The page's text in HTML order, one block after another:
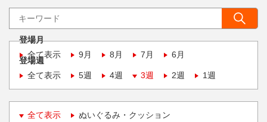
登場月
全て表示
9月 8月 7月 6月
登場週
全て表示
5週 4週 3週 2週 1週
全て表示 ぬいぐるみ・クッション